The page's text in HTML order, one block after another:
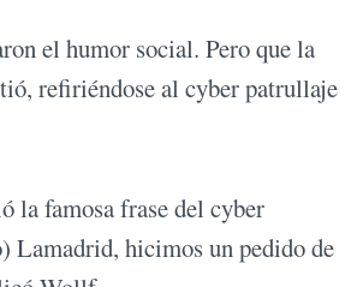
el humor social. Pero que la
refiriéndose al cyber patrullaje
la famosa frase del cyber
Lamadrid, hicimos un pedido de